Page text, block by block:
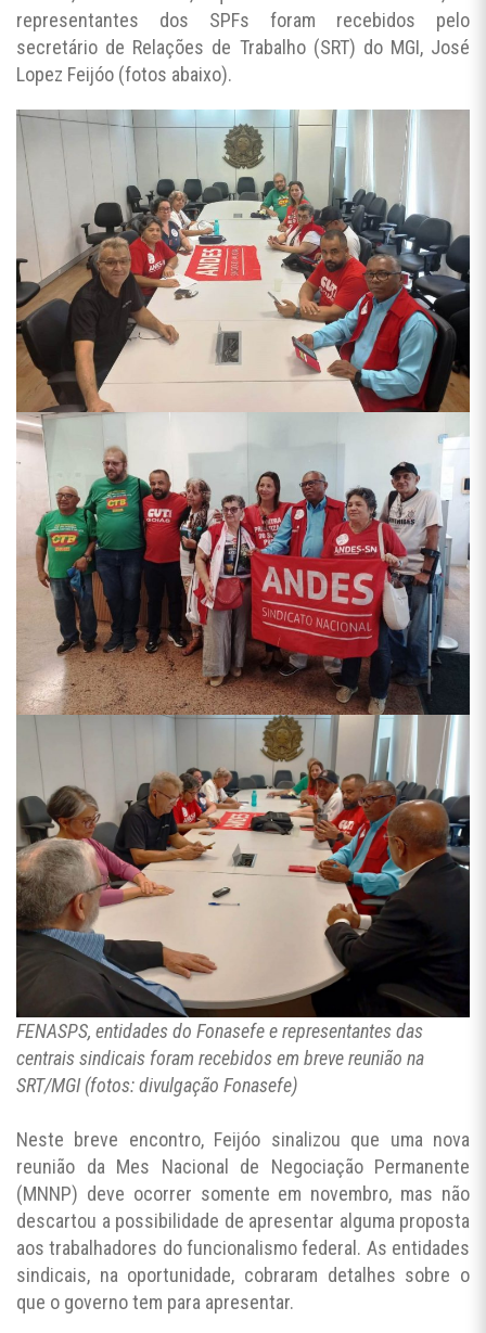
representantes dos SPFs foram recebidos pelo
secretário de Relações de Trabalho (SRT) do MGI, José
Lopez Feijóo (fotos abaixo).
FENASPS, entidades do Fonasefe e representantes das
centrais sindicais foram recebidos em breve reunião na
SRT/MGI (fotos: divulgação Fonasefe)
Neste breve encontro, Feijóo sinalizou que uma nova
reunião da Mes Nacional de Negociação Permanente
(MNNP) deve ocorrer somente em novembro, mas não
descartou a possibilidade de apresentar alguma proposta
aos trabalhadores do funcionalismo federal. As entidades
sindicais, na oportunidade, cobraram detalhes sobre o
que o governo tem para apresentar.